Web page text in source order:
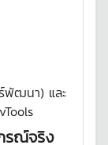
พัฒนา) และ
รณ์จริง